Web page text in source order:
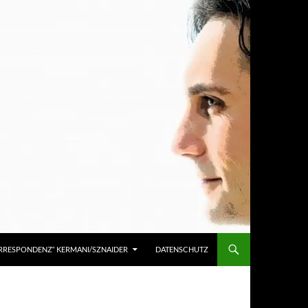
KERMANI/SZNAIDER DATENSCHUTZ